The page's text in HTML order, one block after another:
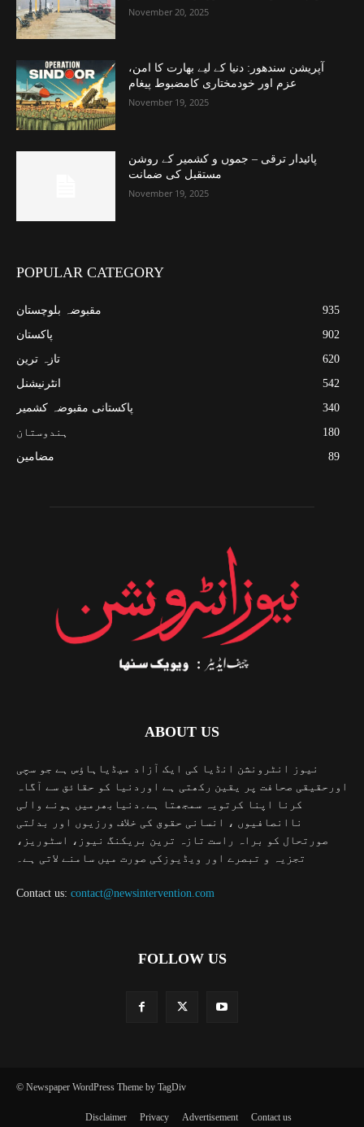
November 20, 2025
آپریشن سندھور: دنیا کے لیے بھارت کا امن،
عزم اور خودمختاری کامضبوط پیغام
November 19, 2025
پائیدار ترقی – جموں و کشمیر کے روشن
مستقبل کی ضمانت
November 19, 2025
POPULAR CATEGORY
مقبوضہ بلوچستان
935
پاکستان
902
تازہ ترین
620
انٹرنیشنل
542
پاکستانی مقبوضہ کشمیر
340
ہندوستان
180
مضامین
89
ABOUT US
نیوز انٹرونشن انڈیا کی ایک آزاد میڈیاہاؤس ہے جو سچی
اورحقیقی صحافت پر یقین رکھتی ہے اوردنیا کو حقائق سے آگاہ
کرنا اپنا کرتویہ سمجھتا ہے۔دنیابھرمیں ہونے والی
ناانصافیوں ، انسانی حقوق کی خلاف ورزیوں اور بدلتی
صورتحال کو براہ راست تازہ ترین بریکنگ نیوز، اسٹوریز،
تجزیہ و تبصرے اور ویڈیوزکی صورت میں سامنے لاتی ہے۔
Contact us: contact@newsintervention.com
FOLLOW US
© Newspaper WordPress Theme by TagDiv
Disclaimer Privacy Advertisement Contact us